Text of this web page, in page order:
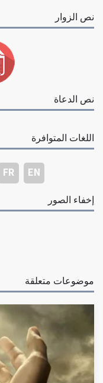
نص الزوار
نص الدعاة
اللغات المتوافرة
EN
FR
إخفاء الصور
موضوعات متعلقة